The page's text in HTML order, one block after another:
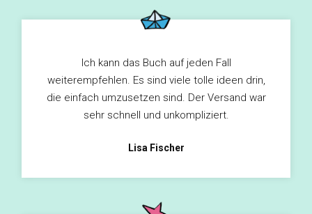
Ich kann das Buch auf jeden Fall
weiterempfehlen. Es sind viele tolle ideen drin,
die einfach umzusetzen sind. Der Versand war
sehr schnell und unkompliziert.
Lisa Fischer